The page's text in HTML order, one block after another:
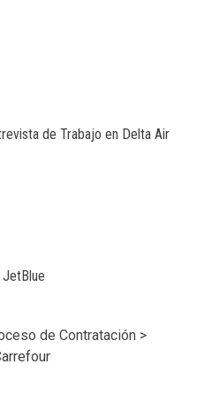
de Trabajo en Delta Air
de Contratación >